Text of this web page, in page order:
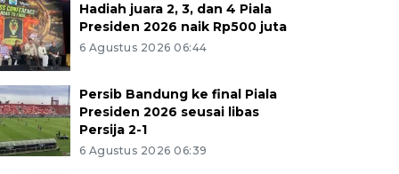
Hadiah juara 2, 3, dan 4 Piala
Presiden 2026 naik Rp500 juta
6 Agustus 2026 06:44
Persib Bandung ke final Piala
Presiden 2026 seusai libas
Persija 2-1
6 Agustus 2026 06:39